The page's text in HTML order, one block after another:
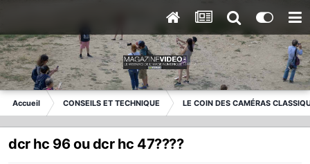
Accueil CONSEILS ET TECHNIQUE LE COIN DES CAMÉRAS
dcr hc 96 ou dcr hc 47????